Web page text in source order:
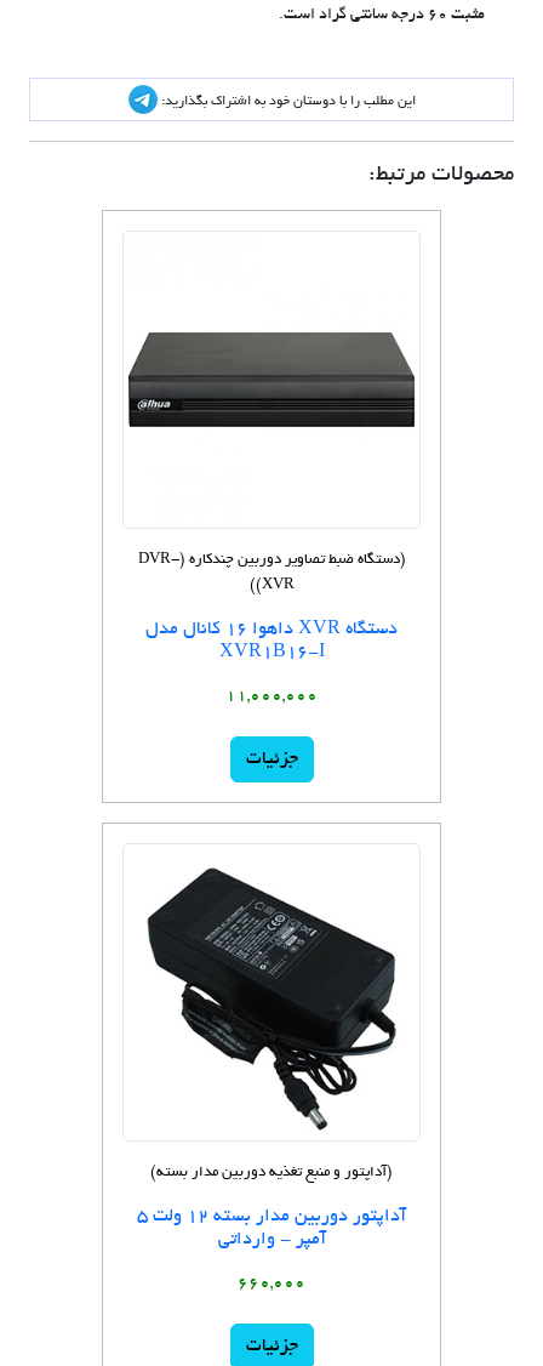
مثبت ۶۰ درجه سانتی گراد است.
این مطلب را با دوستان خود به اشتراک بگذارید:
محصولات مرتبط:
(دستگاه ضبط تصاویر دوربین چندکاره (DVR-
XVR))
دستگاه XVR داهوا 16 کانال مدل
XVR1B16-I
11,000,000
جزئیات
(آداپتور و منبع تغذیه دوربین مدار بسته)
آداپتور دوربین مدار بسته 12 ولت 5
آمپر - وارداتی
660,000
جزئیات